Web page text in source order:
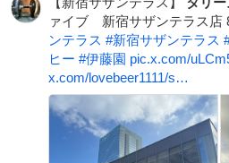
ァイブ 新宿サザンテラス店
ンテラス #新宿サザンテラス
ヒー #伊藤園 pic.x.com/
x.com/lovebeer1111/s…